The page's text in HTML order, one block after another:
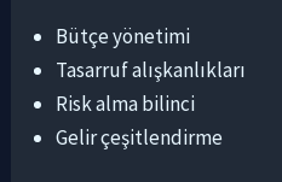
Bütçe yönetimi
Tasarruf alışkanlıkları
Risk alma bilinci
Gelir çeşitlendirme